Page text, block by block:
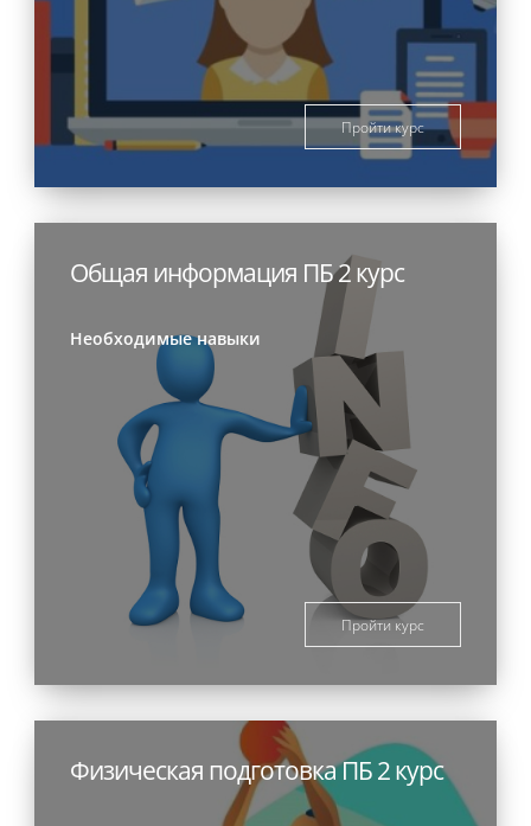
Пройти курс
Общая информация ПБ 2 курс
Необходимые навыки
Пройти курс
Физическая подготовка ПБ 2 курс